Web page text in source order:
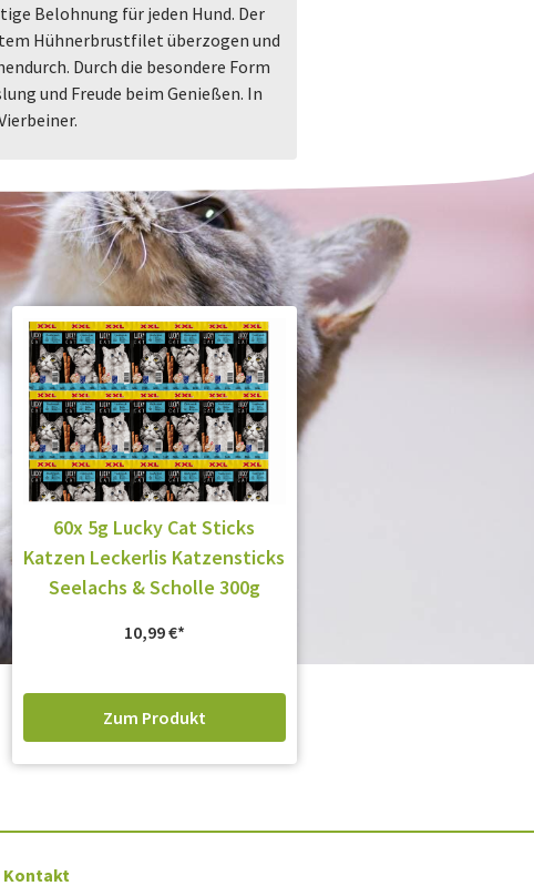
Belohnung für jeden Hund. Der
Hühnerbrustfilet überzogen und
Durch die besondere Form
und Freude beim Genießen. In
60x 5g Lucky Cat Sticks
Katzen Leckerlis Katzensticks
Seelachs & Scholle 300g
10,99€
Zum Produkt
Kontakt